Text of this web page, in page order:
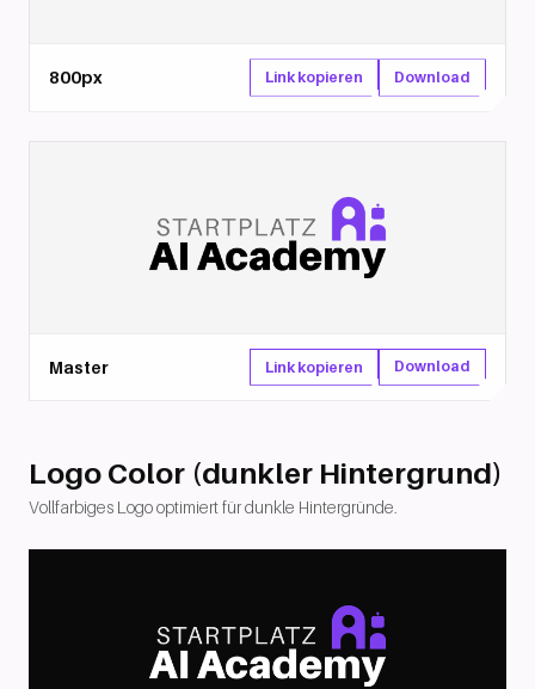
800px Link kopieren Download
Master Link kopieren Download
Logo Color (dunkler Hintergrund)
Vollfarbiges Logo optimiert für dunkle Hintergründe.